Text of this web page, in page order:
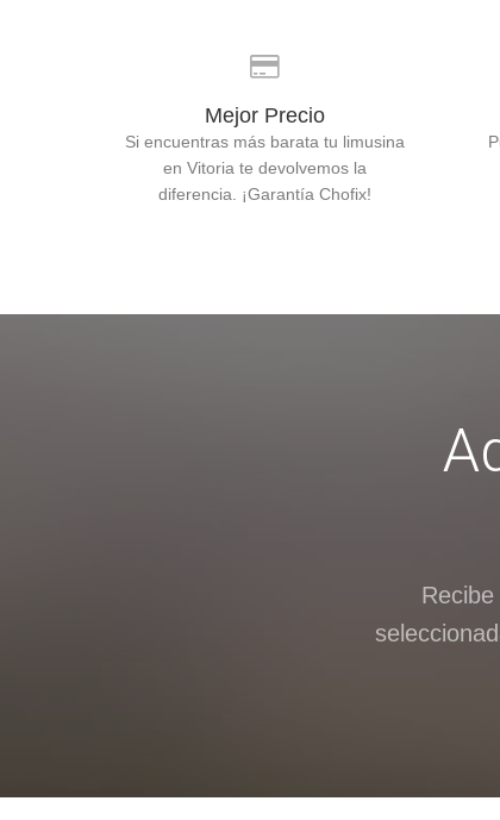
Mejor Precio
Si encuentras más barata tu limusina
en Vitoria te devolvemos la
diferencia. ¡Garantía Chofix!